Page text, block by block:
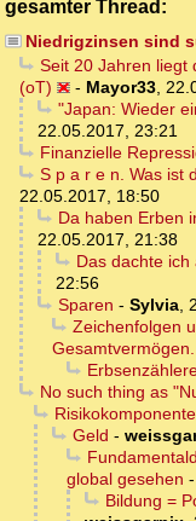
gesamter Thread:
Niedrigzinsen sind
Seit 20 Jahren liegt
(oT)
- Mayor33,
"Japan: Wieder
22.05.2017, 23:21
Finanzielle
S p a r e n. Was ist
22.05.2017, 18:50
Da haben Erben
22.05.2017, 21:38
Das dachte
22:56
Sparen - Sylvia,
Zeichenfolgen
Gesamtvermögen.
No such thing as
Geld -
global gesehen -
Bildung =